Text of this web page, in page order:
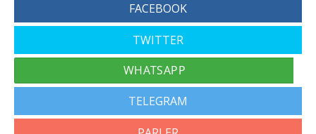
FACEBOOK
TWITTER
TELEGRAM